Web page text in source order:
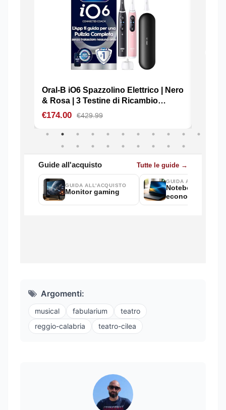
Argomenti:
musical fabularium
teatro
reggio-calabria
teatro-cilea